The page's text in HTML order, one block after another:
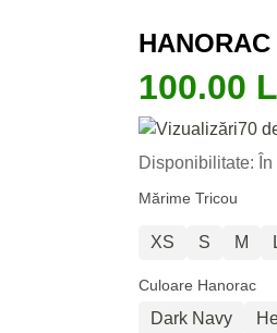
100.00
70
Disponibilitate: În
Mărime Tricou
XS S M
Culoare Hanorac
Dark Navy